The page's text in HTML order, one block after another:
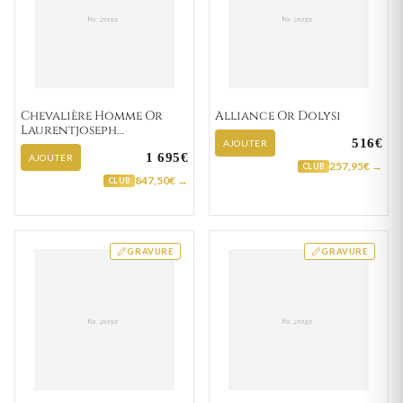
Chevalière Homme Or
Laurentjoseph
Zirconium
AJOUTER 1 695€
CLUB 847,50€ →
Alliance Or Dolysi
AJOUTER 516€
CLUB 257,95€ →
GRAVURE GRAVURE